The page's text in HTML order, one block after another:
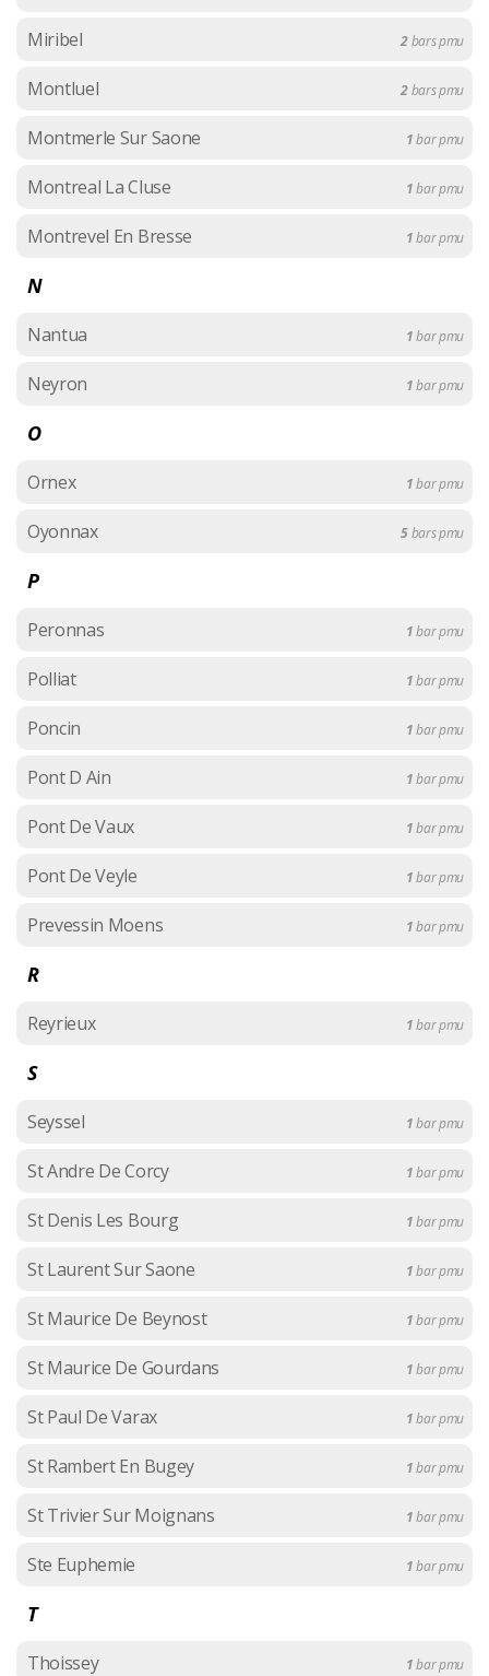
Miribel 2bars pmu
Montluel 2bars pmu
Montmerle Sur Saone 1bar pmu
Montreal La Cluse 1bar pmu
Montrevel En Bresse 1bar pmu
N
Nantua 1bar pmu
Neyron 1bar pmu
O
Ornex 1bar pmu
Oyonnax 5bars pmu
P
Peronnas 1bar pmu
Polliat 1bar pmu
Poncin 1bar pmu
Pont D Ain 1bar pmu
Pont De Vaux 1bar pmu
Pont De Veyle 1bar pmu
Prevessin Moens 1bar pmu
R
Reyrieux 1bar pmu
S
Seyssel 1bar pmu
St Andre De Corcy 1bar pmu
St Denis Les Bourg 1bar pmu
St Laurent Sur Saone 1bar pmu
St Maurice De Beynost 1bar pmu
St Maurice De Gourdans 1bar pmu
St Paul De Varax 1bar pmu
St Rambert En Bugey 1bar pmu
St Trivier Sur Moignans 1bar pmu
Ste Euphemie 1bar pmu
T
Thoissey 1bar pmu